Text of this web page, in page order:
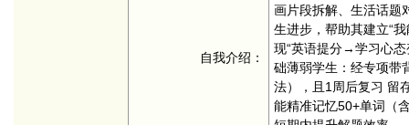
自我介绍：
画片段拆解、生活话题
生进步，帮助其建立“
现“英语提分→学习心
础薄弱学生：经专项带
法），且1周后复习 留
能精准记忆50+单词（